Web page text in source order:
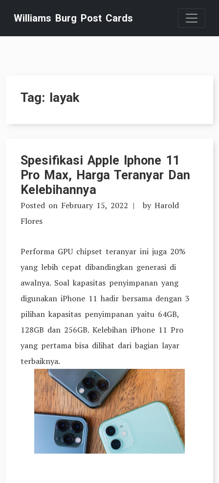
content
Williams Burg Post Cards
Tag: layak
Spesifikasi Apple Iphone 11
Pro Max, Harga Teranyar Dan
Kelebihannya
Posted on February 15, 2022 by Harold
Flores
Performa GPU chipset teranyar ini juga 20%
yang lebih cepat dibandingkan generasi di
awalnya. Soal kapasitas penyimpanan yang
digunakan iPhone 11 hadir bersama dengan 3
pilihan kapasitas penyimpanan yaitu 64GB,
128GB dan 256GB. Kelebihan iPhone 11 Pro
yang pertama bisa dilihat dari bagian layar
terbaiknya.